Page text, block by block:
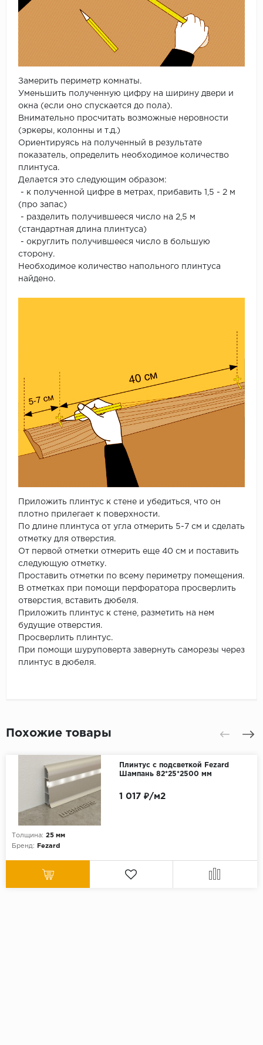
Замерить периметр комнаты.
Уменьшить полученную цифру на ширину двери и
окна (если оно спускается до пола).
Внимательно просчитать возможные неровности
(эркеры, колонны и т.д.)
Ориентируясь на полученный в результате
показатель, определить необходимое количество
плинтуса.
Делается это следующим образом:
- к полученной цифре в метрах, прибавить 1,5 - 2 м
(про запас)
- разделить получившееся число на 2,5 м
(стандартная длина плинтуса)
- округлить получившееся число в большую
сторону.
Необходимое количество напольного плинтуса
найдено.
Приложить плинтус к стене и убедиться, что он
плотно прилегает к поверхности.
По длине плинтуса от угла отмерить 5-7 см и сделать
отметку для отверстия.
От первой отметки отмерить еще 40 см и поставить
следующую отметку.
Проставить отметки по всему периметру помещения.
В отметках при помощи перфоратора просверлить
отверстия, вставить дюбеля.
Приложить плинтус к стене, разметить на нем
будущие отверстия.
Просверлить плинтус.
При помощи шуруповерта завернуть саморезы через
плинтус в дюбеля.
Похожие товары
Плинтус с подсветкой Fezard
Шампань 82*25*2500 мм
Толщина: 25 мм
Бренд:
Fezard
1 017 ₽/м2